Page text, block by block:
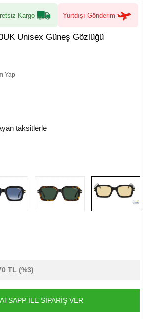
Kargo Yurtdışı Gönderim
Unisex Güneş Gözlüğü
Yap
taksitlerle
TL (%3)
İLE SİPARİŞ VER